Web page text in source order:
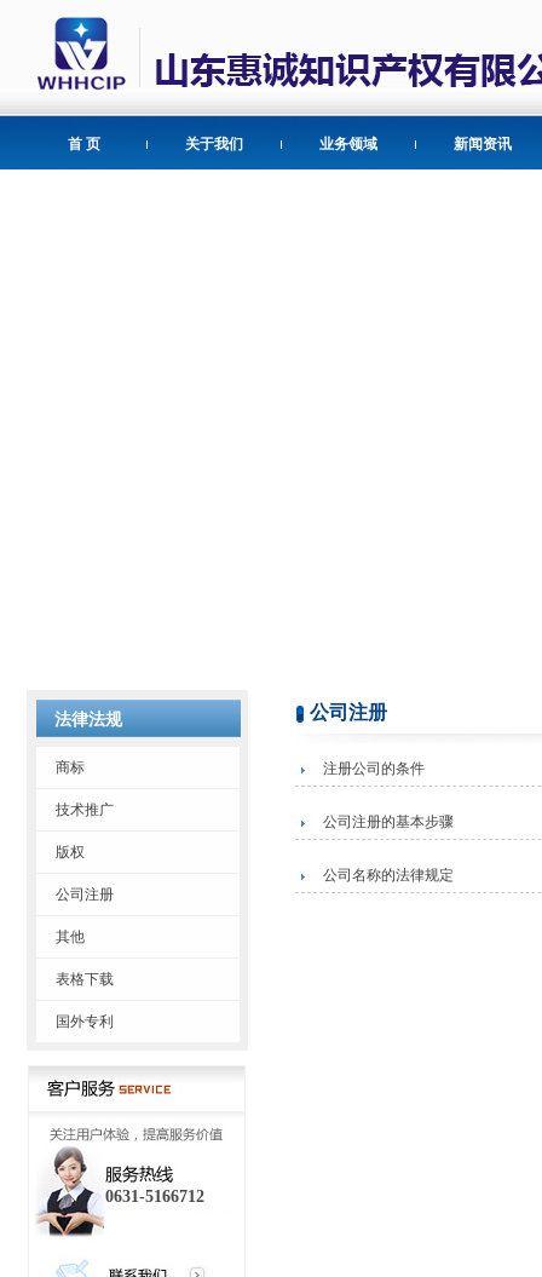
首 页 关于我们 业务领域 新闻资讯
法律法规
商标
技术推广
版权
公司注册
其他
表格下载
国外专利
0631-5166712
公司注册
注册公司的条件
公司注册的基本步骤
公司名称的法律规定